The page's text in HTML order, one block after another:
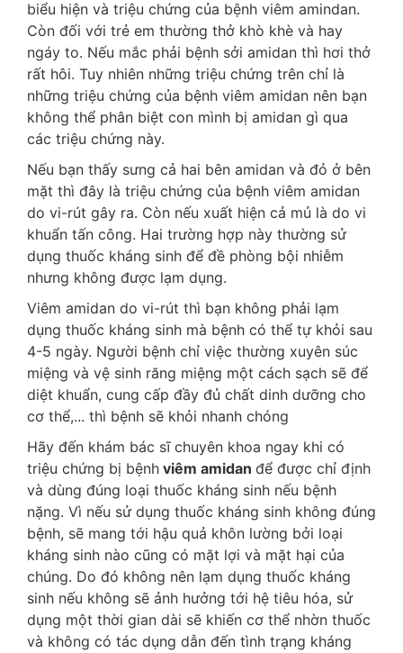
biểu hiện và triệu chứng của bệnh viêm amindan.
Còn đối với trẻ em thường thở khò khè và hay
ngáy to. Nếu mắc phải bệnh sởi amidan thì hơi thở
rất hôi. Tuy nhiên những triệu chứng trên chỉ là
những triệu chứng của bệnh viêm amidan nên bạn
không thể phân biệt con mình bị amidan gì qua
các triệu chứng này.
Nếu bạn thấy sưng cả hai bên amidan và đỏ ở bên
mặt thì đây là triệu chứng của bệnh viêm amidan
do vi-rút gây ra. Còn nếu xuất hiện cả mủ là do vi
khuẩn tấn công. Hai trường hợp này thường sử
dụng thuốc kháng sinh để đề phòng bội nhiễm
nhưng không được lạm dụng.
Viêm amidan do vi-rút thì bạn không phải lạm
dụng thuốc kháng sinh mà bệnh có thể tự khỏi sau
4-5 ngày. Người bệnh chỉ việc thường xuyên súc
miệng và vệ sinh răng miệng một cách sạch sẽ để
diệt khuẩn, cung cấp đầy đủ chất dinh dưỡng cho
cơ thể,... thì bệnh sẽ khỏi nhanh chóng
Hãy đến khám bác sĩ chuyên khoa ngay khi có
triệu chứng bị bệnh viêm amidan để được chỉ định
và dùng đúng loại thuốc kháng sinh nếu bệnh
nặng. Vì nếu sử dụng thuốc kháng sinh không đúng
bệnh, sẽ mang tới hậu quả khôn lường bởi loại
kháng sinh nào cũng có mặt lợi và mặt hại của
chúng. Do đó không nên lạm dụng thuốc kháng
sinh nếu không sẽ ảnh hưởng tới hệ tiêu hóa, sử
dụng một thời gian dài sẽ khiến cơ thể nhờn thuốc
và không có tác dụng dẫn đến tình trạng kháng